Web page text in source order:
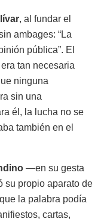
, al fundar el
ambages: “La
pública”. El
tan necesaria
ninguna
sin una
él, la lucha no se
también en el
—en su gesta
propio aparato de
la palabra podía
cartas,